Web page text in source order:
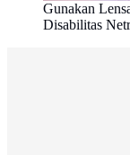
Gunakan
Disabilitas